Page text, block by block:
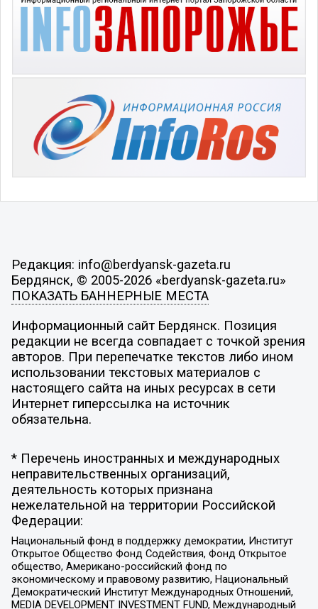
Редакция: info@berdyansk-gazeta.ru
Бердянск, © 2005-2026 «berdyansk-gazeta.ru»
ПОКАЗАТЬ БАННЕРНЫЕ МЕСТА
Информационный сайт Бердянск. Позиция
редакции не всегда совпадает с точкой зрения
авторов. При перепечатке текстов либо ином
использовании текстовых материалов с
настоящего сайта на иных ресурсах в сети
Интернет гиперссылка на источник
обязательна.
* Перечень иностранных и международных
неправительственных организаций,
деятельность которых признана
нежелательной на территории Российской
Федерации:
Национальный фонд в поддержку демократии, Институт
Открытое Общество Фонд Содействия, Фонд Открытое
общество, Американо-российский фонд по
экономическому и правовому развитию, Национальный
Демократический Институт Международных Отношений,
MEDIA DEVELOPMENT INVESTMENT FUND, Международный